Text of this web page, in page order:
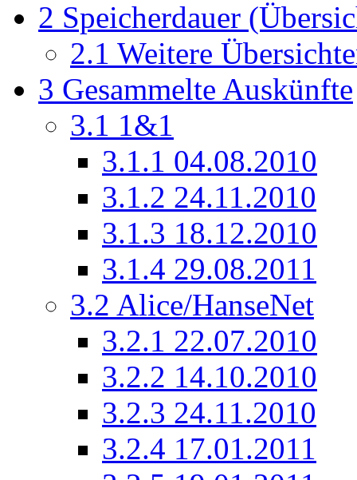
2 Speicherdauer
2.1 Weitere
3 Gesammelte Auskünfte
3.1 1&1
3.1.1 04.08.2010
3.1.2 24.11.2010
3.1.3 18.12.2010
3.1.4 29.08.2011
3.2 Alice/HanseNet
3.2.1 22.07.2010
3.2.2 14.10.2010
3.2.3 24.11.2010
3.2.4 17.01.2011